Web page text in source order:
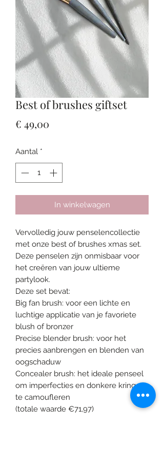
Best of brushes giftset
€ 49,00
Aantal *
In winkelwagen
Vervolledig jouw penselencollectie
met onze best of brushes xmas set.
Deze penselen zijn onmisbaar voor
het creëren van jouw ultieme
partylook.
Deze set bevat:
Big fan brush: voor een lichte en
luchtige applicatie van je favoriete
blush of bronzer
Precise blender brush: voor het
precies aanbrengen en blenden van
oogschaduw
Concealer brush: het ideale penseel
om imperfecties en donkere kringen
te camoufleren
(totale waarde €71,97)